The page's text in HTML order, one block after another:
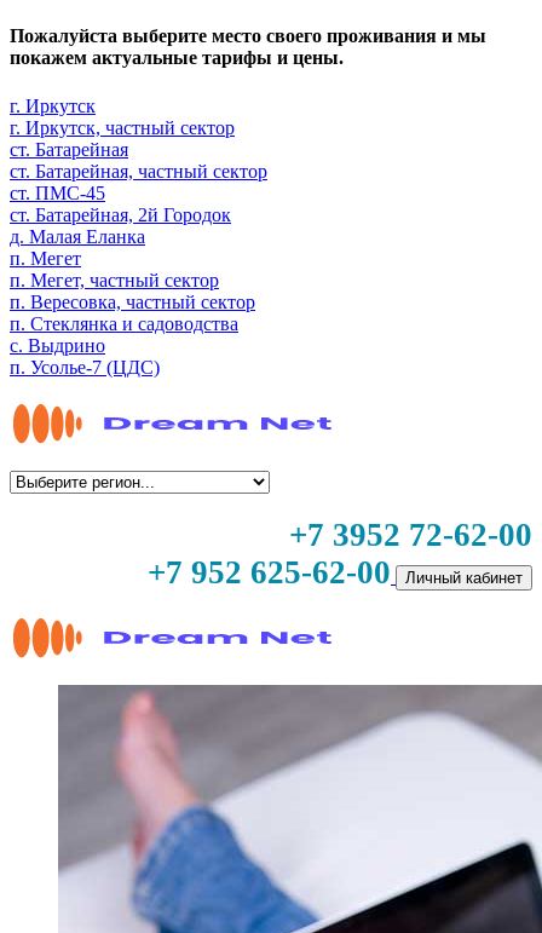
Пожалуйста выберите место своего проживания и мы
покажем актуальные тарифы и цены.
г. Иркутск
г. Иркутск, частный сектор
ст. Батарейная
ст. Батарейная, частный сектор
ст. ПМС-45
ст. Батарейная, 2й Городок
д. Малая Еланка
п. Мегет
п. Мегет, частный сектор
п. Вересовка, частный сектор
п. Стеклянка и садоводства
с. Выдрино
п. Усолье-7 (ЦДС)
+7 3952 72-62-00
+7 952 625-62-00
Личный кабинет